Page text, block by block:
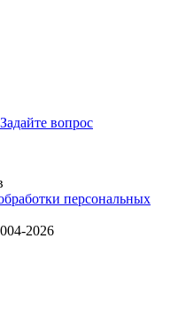
Задайте вопрос
персональных
2026